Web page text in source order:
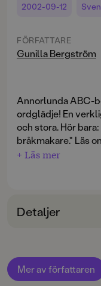
2002-09-12
FÖRFATTARE
Gunilla Bergström
Annorlunda ABC-
ordglädje! En
och stora. Hör
bråkmakare." Läs om en gaggig gammal gaffel och
kaxiga häxor som
+ Läs mer
Detaljer
ÅLDERSGRUPP
3-6
Mer av författaren